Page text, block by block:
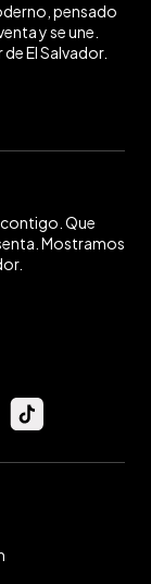
pensado
y se une.
El Salvador.
Que
Mostramos